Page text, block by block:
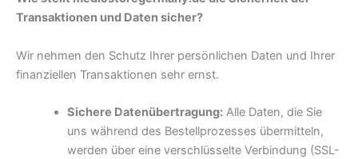
Transaktionen und Daten sicher?
Wir nehmen den Schutz Ihrer persönlichen Daten und Ihrer
finanziellen Transaktionen sehr ernst.
Sichere Datenübertragung:Alle Daten, die Sie
uns während des Bestellprozesses übermitteln,
werden über eine verschlüsselte Verbindung (SSL-